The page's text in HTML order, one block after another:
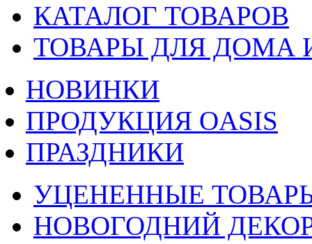
КАТАЛОГ ТОВАРОВ
ТОВАРЫ ДЛЯ ДОМА
НОВИНКИ
ПРОДУКЦИЯ OASIS
ПРАЗДНИКИ
УЦЕНЕННЫЕ
НОВОГОДНИЙ